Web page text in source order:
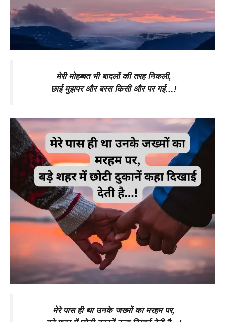
मेरी मोहब्बत भी बादलों की तरह निकली,
छाई मुझपर और बरस किसी और पर गई…!
मेरे पास ही था उनके जख्मों का मरहम पर,